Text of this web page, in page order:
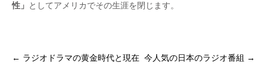
性」 としてアメリカでその生涯を閉じます。
P
← ラジオドラマの黄金時代と現在 今人気の日本のラジオ番組 →